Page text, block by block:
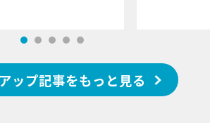
ップ記事をもっと見る